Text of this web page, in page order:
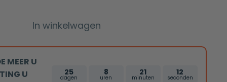
In winkelwagen
MEER U
U
25
dagen
8
uren
21
minuten
12
seconden